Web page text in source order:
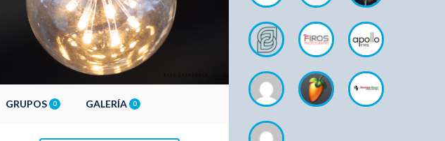
GRUPOS 0 GALERÍA 0